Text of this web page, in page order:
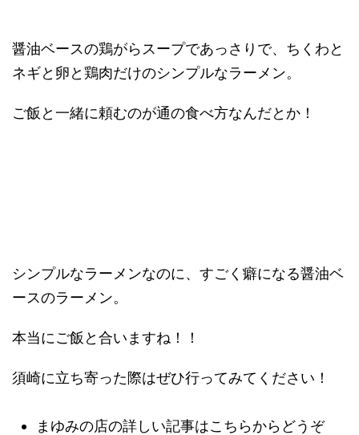
醤油ベースの鶏がらスープであっさりで、ちくわと
ネギと卵と鶏肉だけのシンプルなラーメン。
ご飯と一緒に頼むのが通の食べ方なんだとか！
シンプルなラーメンなのに、すごく癖になる醤油ベ
ースのラーメン。
本当にご飯と合いますね！！
須崎に立ち寄った際はぜひ行ってみてください！
まゆみの店の詳しい記事はこちらからどうぞ